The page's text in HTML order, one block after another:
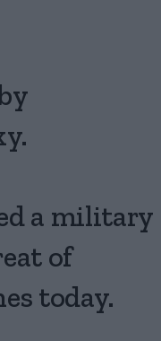
a military
of
today.